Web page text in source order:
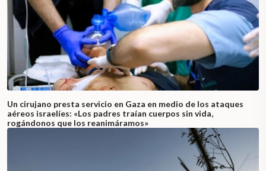
Un cirujano presta servicio en Gaza en medio de los ataques
aéreos israelíes: «Los padres traían cuerpos sin vida,
rogándonos que los reanimáramos»